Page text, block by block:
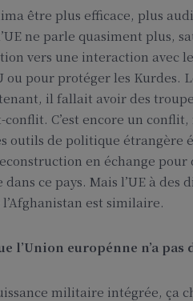
être plus efficace, plus
ne parle quasiment plus,
vers une interaction avec
ou pour protéger les Kurdes.
il fallait avoir des
C’est encore un
outils de politique étrangère
en échange pour
ce pays. Mais l’UE à
est similaire.
l’Union europénne n’a
militaire intégrée, ça